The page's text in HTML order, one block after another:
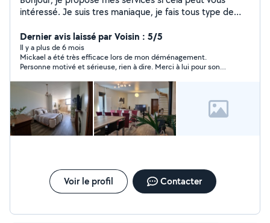
intéressé. Je suis tres maniaque, je fais tous type de
plomberie, électricité, placo, carrelage, isolation,
peinture au pistolet, terrassement je dispose d une
mini-pelle ainsi que d un dumper et d une tres gd
remorque 3.5t dimension 1.9m x 4m int qui benne, je
dispose d une bétonnière, sableuse, ect... Je fait
également de la carrosserie peinture sur voiture moto
poids lourd, neuf ou de collection c est mon metier. N
hesitez pas a me contacter sur Facebook ou Messenger
je dispose de bcp de matériel. Merci.
Dernier avis laissé par Voisin : 5/5
Il y a plus de 6 mois
Mickael a été très efficace lors de mon déménagement.
Personne motivé et sérieuse, rien à dire. Merci à lui pour son
Voir le profil Contacter